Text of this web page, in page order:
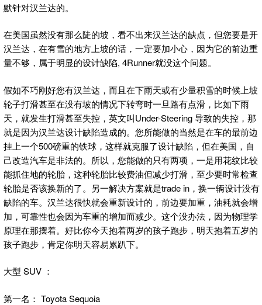
默针对汉兰达的。
在美国虽然没有那么陡的坡，看不出来汉兰达的缺点，但您要是开
汉兰达，在有雪的地方上坡的话，一定要加小心，因为它的前边重
量不够，属于明显的设计缺陷, 4Runner就没这个问题。
假如不巧刚好您有汉兰达，而且在下雨天或有少量积雪的时候上坡
轮子打滑甚至在没有坡的情况下转弯时一旦路有点滑，比如下雨
天，就发生打滑甚至失控，英文叫Under-Steering 导致的失控，那
就是因为汉兰达设计缺陷造成的。您所能做的当然是在车的最前边
挂上一个500磅重的铁球，这样就克服了设计缺陷，但在美国，自
己改造汽车是非法的。所以，您能做的只有两项，一是用花纹比较
能抓住地的轮胎，这种轮胎比较费油但减少打滑，至少要时常检查
轮胎是否该换新的了。另一解决方案就是trade in，换一辆设计没有
缺陷的车。汉兰达很快就会重新设计的，前边要加重，油耗就会增
加，可靠性也会因为车重的增加而减少。这个没办法，因为物理学
原理在那摆着。好比你今天抱着两岁的孩子跑步，明天抱着五岁的
孩子跑步，肯定你明天容易累趴下。
大型 SUV ：
第一名： Toyota Sequoia